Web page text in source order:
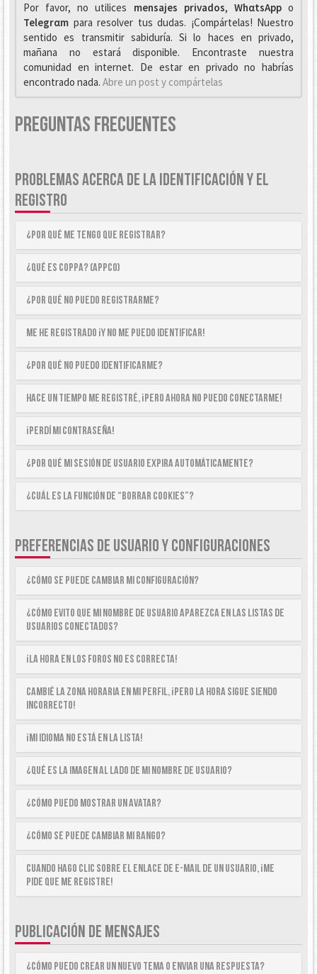
Por favor, no utilices mensajes privados, WhαtsAppo
Telegrαm para resolver tus dudas. ¡Compártelas! Nuestro
sentido es transmitir sabiduría. Si lo haces en privado,
mañana no estará disponible. Encontraste nuestra
comunidad en internet. De estar en privado no habrías
encontrado nada. Abre un post y compártelas
Preguntas Frecuentes
PROBLEMAS ACERCA DE LA IDENTIFICACIÓN Y EL
REGISTRO
¿Por qué me tengo que registrar?
¿Qué es COPPA? (APPCO)
¿Por qué no puedo registrarme?
Me he registrado ¡y no me puedo identificar!
¿Por qué no puedo identificarme?
Hace un tiempo me registré, ¡pero ahora no puedo conectarme!
¡Perdí mi contraseña!
¿Por qué mi sesión de usuario expira automáticamente?
¿Cuál es la función de “Borrar cookies”?
PREFERENCIAS DE USUARIO Y CONFIGURACIONES
¿Cómo se puede cambiar mi configuración?
¿Cómo evito que mi nombre de usuario aparezca en las listas de
usuarios conectados?
¡La hora en los foros no es correcta!
Cambié la zona horaria en mi perfil, ¡pero la hora sigue siendo
incorrecto!
¡Mi idioma no está en la lista!
¿Qué es la imagen al lado de mi nombre de usuario?
¿Cómo puedo mostrar un avatar?
¿Cómo se puede cambiar mi rango?
Cuando hago clic sobre el enlace de e-mail de un usuario, ¡me
pide que me registre!
PUBLICACIÓN DE MENSAJES
¿Cómo puedo crear un nuevo tema o enviar una respuesta?